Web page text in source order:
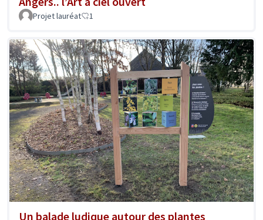
Projet lauréat 1
Un balade ludique autour des plantes